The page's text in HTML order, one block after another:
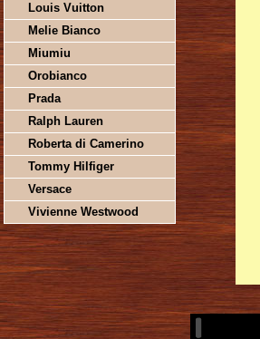
Louis Vuitton
Melie Bianco
Miumiu
Orobianco
Prada
Ralph Lauren
Roberta di Camerino
Tommy Hilfiger
Versace
Vivienne Westwood